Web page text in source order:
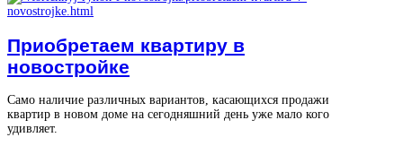
Приобретаем квартиру в
новостройке
Само наличие различных вариантов, касающихся продажи
квартир в новом доме на сегодняшний день уже мало кого
удивляет.